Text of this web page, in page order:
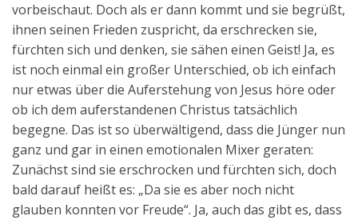
vorbeischaut. Doch als er dann kommt und sie begrüßt,
ihnen seinen Frieden zuspricht, da erschrecken sie,
fürchten sich und denken, sie sähen einen Geist! Ja, es
ist noch einmal ein großer Unterschied, ob ich einfach
nur etwas über die Auferstehung von Jesus höre oder
ob ich dem auferstandenen Christus tatsächlich
begegne. Das ist so überwältigend, dass die Jünger nun
ganz und gar in einen emotionalen Mixer geraten:
Zunächst sind sie erschrocken und fürchten sich, doch
bald darauf heißt es: „Da sie es aber noch nicht
glauben konnten vor Freude“. Ja, auch das gibt es, dass